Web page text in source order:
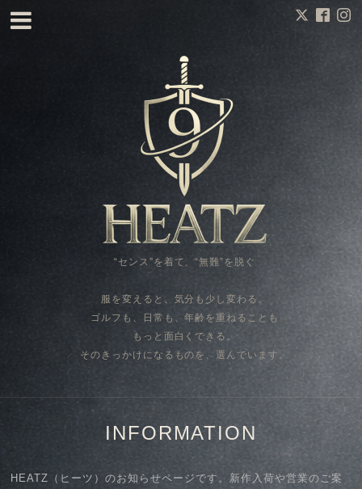
“センス”を着て、“無難”を脱ぐ
服を変えると、気分も少し変わる。
ゴルフも、日常も、年齢を重ねることも
もっと面白くできる。
そのきっかけになるものを、選んでいます。
INFORMATION
HEATZ（ヒーツ）のお知らせページです。新作入荷や営業のご案